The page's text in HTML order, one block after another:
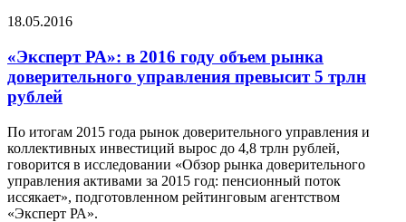
18.05.2016
«Эксперт РА»: в 2016 году объем рынка
доверительного управления превысит 5 трлн
рублей
По итогам 2015 года рынок доверительного управления и
коллективных инвестиций вырос до 4,8 трлн рублей,
говорится в исследовании «Обзор рынка доверительного
управления активами за 2015 год: пенсионный поток
иссякает», подготовленном рейтинговым агентством
«Эксперт РА».